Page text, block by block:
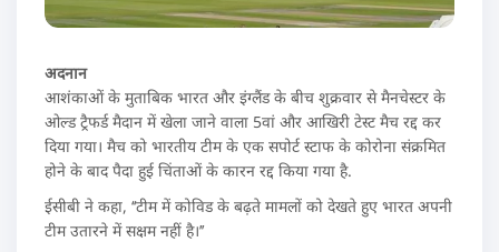
अदनान
आशंकाओं के मुताबिक भारत और इंग्लैंड के बीच शुक्रवार से मैनचेस्टर के
ओल्ड ट्रैफर्ड मैदान में खेला जाने वाला 5वां और आखिरी टेस्ट मैच रद्द कर
दिया गया। मैच को भारतीय टीम के एक सपोर्ट स्टाफ के कोरोना संक्रमित
होने के बाद पैदा हुई चिंताओं के कारन रद्द किया गया है.
ईसीबी ने कहा, ‘‘टीम में कोविड के बढ़ते मामलों को देखते हुए भारत अपनी
टीम उतारने में सक्षम नहीं है।’’